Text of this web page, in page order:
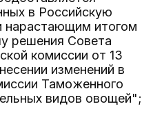
в Российскую
итогом
решения Совета
комиссии от 13
изменений в
Таможенного
видов овощей";